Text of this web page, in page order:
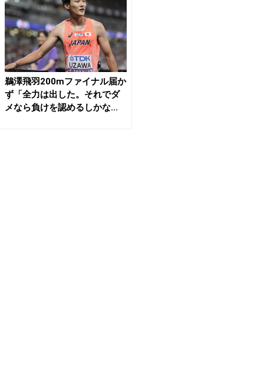
鵜澤飛羽200mファイナル届か
ず「全力は出した。それでダ
メなら負けを認めるしかな...